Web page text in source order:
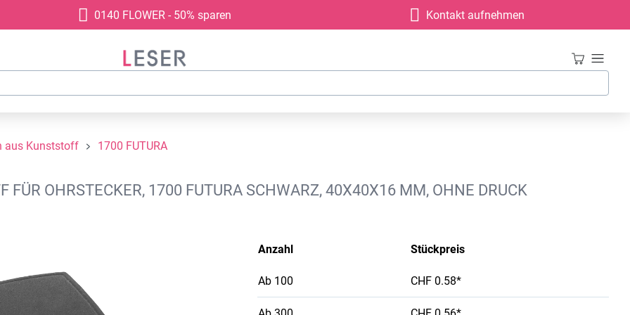
0140 FLOWER - 50% sparen Kontakt aufnehmen
aus Kunststoff 1700 FUTURA
FÜR OHRSTECKER, 1700 FUTURA SCHWARZ, 40X40X16 MM, OHNE DRUCK
Anzahl Stückpreis
Ab 100 CHF 0.58*